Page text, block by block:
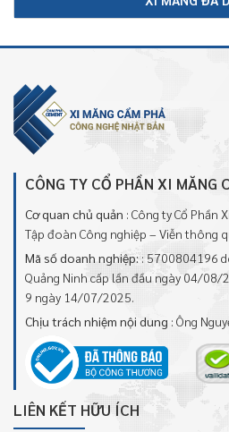
CÔNG TY CỔ PHẦN XI MĂNG
Cơ quan chủ quản : Công ty Cổ Phần
Tập đoàn Công nghiệp – Viễn thông
Mã số doanh nghiệp: : 5700804196
Quảng Ninh cấp lần đầu ngày 04/
9 ngày 14/07/2025.
Chịu trách nhiệm nội dung : Ông
LIÊN KẾT HỮU ÍCH